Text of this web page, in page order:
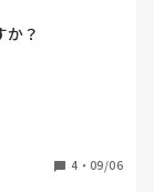
？
4 ・ 09/06